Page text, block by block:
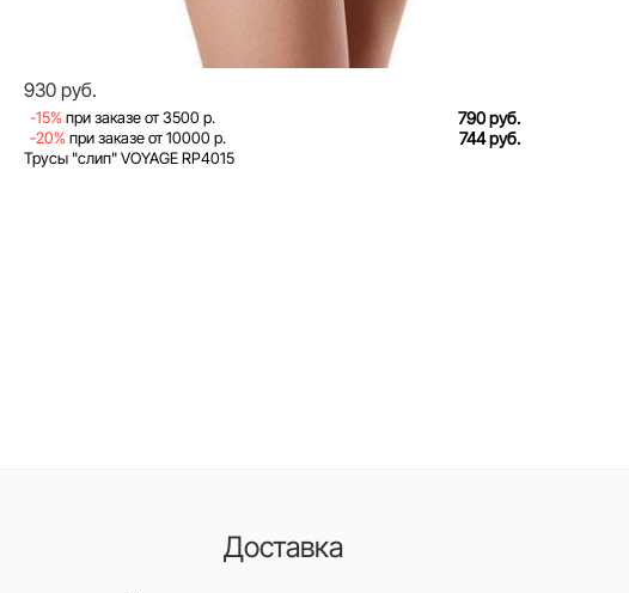
930 руб.
-15% при заказе от 3500 р. 790 руб.
-20% при заказе от 10000 р. 744 руб.
Трусы "слип" VOYAGE RP4015
Доставка